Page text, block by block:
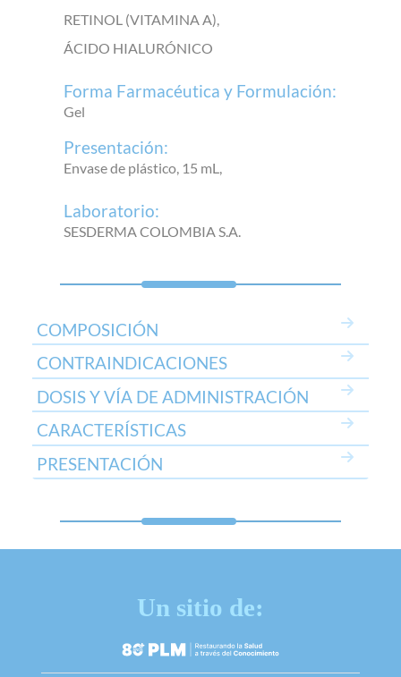
RETINOL (VITAMINA A),
ÁCIDO HIALURÓNICO
Forma Farmacéutica y Formulación:
Gel
Presentación:
Envase de plástico, 15 mL,
Laboratorio:
SESDERMA COLOMBIA S.A.
COMPOSICIÓN
CONTRAINDICACIONES
DOSIS Y VÍA DE ADMINISTRACIÓN
CARACTERÍSTICAS
PRESENTACIÓN
Un sitio de: